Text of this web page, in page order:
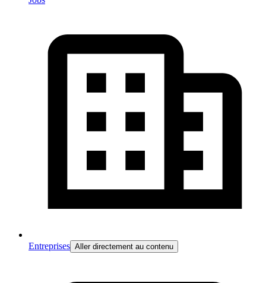
Entreprises Aller directement au contenu